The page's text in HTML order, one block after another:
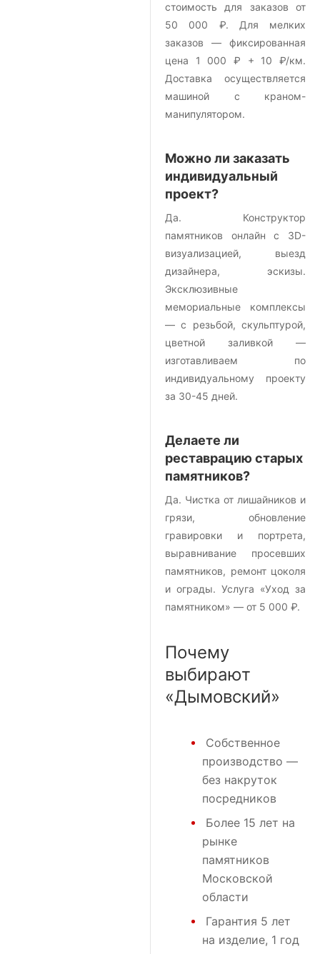
стоимость для заказов от
50 000 ₽. Для мелких
заказов — фиксированная
цена 1 000 ₽ + 10 ₽/км.
Доставка осуществляется
машиной с краном-
манипулятором.
Можно ли заказать
индивидуальный
проект?
Да. Конструктор
памятников онлайн с 3D-
визуализацией, выезд
дизайнера, эскизы.
Эксклюзивные
мемориальные комплексы
— с резьбой, скульптурой,
цветной заливкой —
изготавливаем по
индивидуальному проекту
за 30-45 дней.
Делаете ли
реставрацию старых
памятников?
Да. Чистка от лишайников и
грязи, обновление
гравировки и портрета,
выравнивание просевших
памятников, ремонт цоколя
и ограды. Услуга «Уход за
памятником» — от 5 000 ₽.
Почему
выбирают
«Дымовский»
Собственное
производство —
без накруток
посредников
Более 15 лет на
рынке
памятников
Московской
области
Гарантия 5 лет
на изделие, 1 год